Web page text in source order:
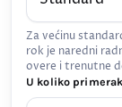
Za većinu
rok je naredni
overe i trenutne
U koliko